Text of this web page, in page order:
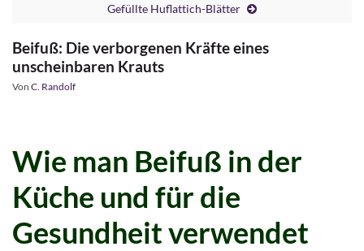
Gefüllte Huflattich-Blätter
Beifuß: Die verborgenen Kräfte eines
unscheinbaren Krauts
Von C. Randolf
Wie man Beifuß in der
Küche und für die
Gesundheit verwendet